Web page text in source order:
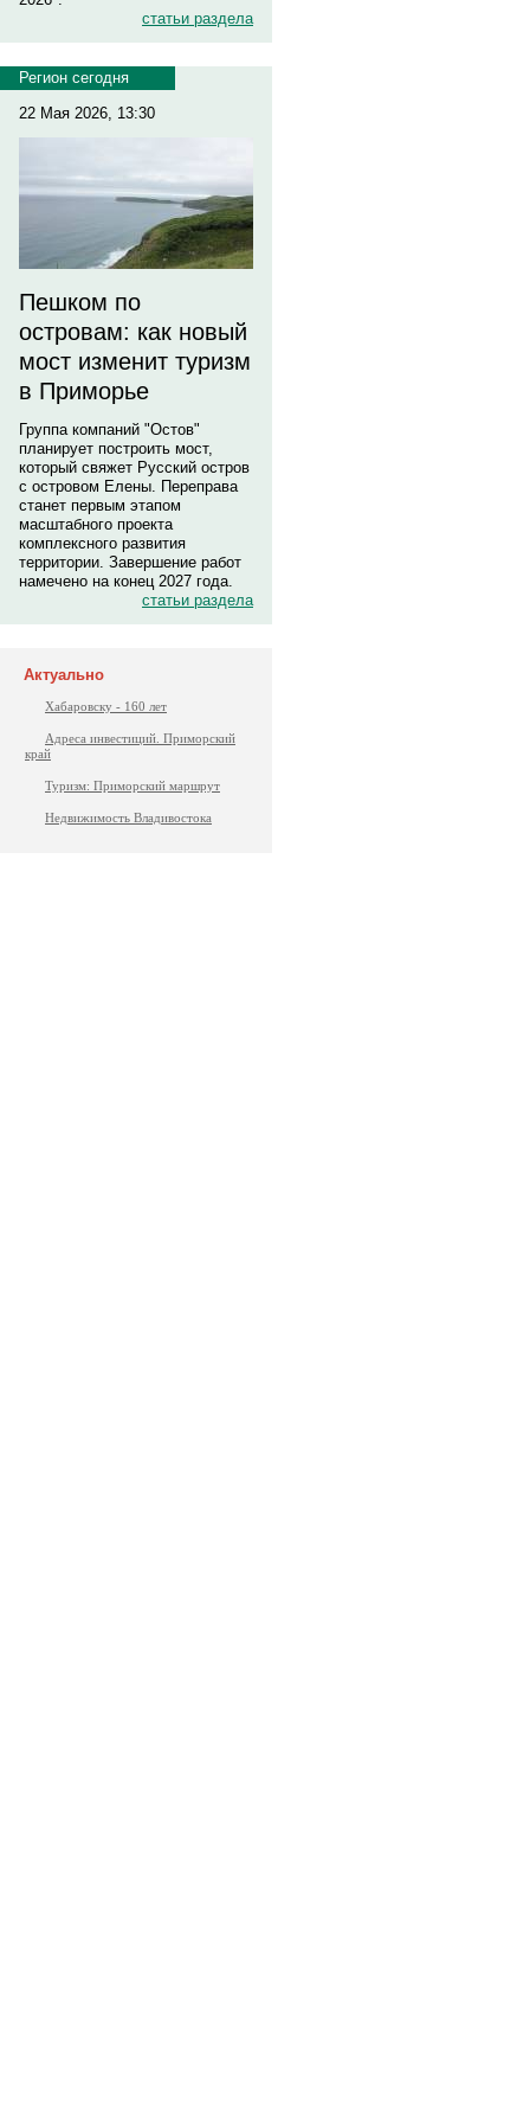
статьи раздела
Регион сегодня
22 Мая 2026, 13:30
Пешком по
островам: как новый
мост изменит туризм
в Приморье
Группа компаний "Остов"
планирует построить мост,
который свяжет Русский остров
с островом Елены. Переправа
станет первым этапом
масштабного проекта
комплексного развития
территории. Завершение работ
намечено на конец 2027 года.
статьи раздела
Актуально
Хабаровску - 160 лет
Адреса инвестиций. Приморский
край
Туризм: Приморский маршрут
Недвижимость Владивостока